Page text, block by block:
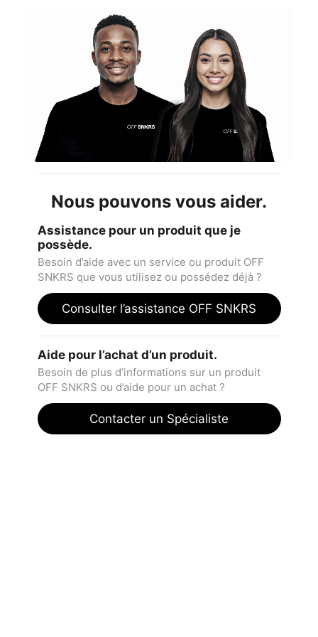
Nous pouvons vous aider.
Assistance pour un produit que je
possède.
Besoin d’aide avec un service ou produit OFF
SNKRS que vous utilisez ou possédez déjà ?
Consulter l’assistance OFF SNKRS
Aide pour l’achat d’un produit.
Besoin de plus d’informations sur un produit
OFF SNKRS ou d’aide pour un achat ?
Contacter un Spécialiste